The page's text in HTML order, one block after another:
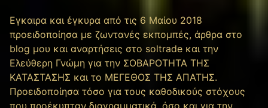
Εγκαιρα και έγκυρα από τις 6 Μαίου 2018
προειδοποίησα με ζωντανές εκπομπές, άρθρα στο
blog μου και αναρτήσεις στο soltrade και την
Ελεύθερη Γνώμη για την ΣΟΒΑΡΟΤΗΤΑ ΤΗΣ
ΚΑΤΑΣΤΑΣΗΣ και το ΜΕΓΕΘΟΣ ΤΗΣ ΑΠΑΤΗΣ.
Προειδοποίησα τόσο για τους καθοδικούς στόχους